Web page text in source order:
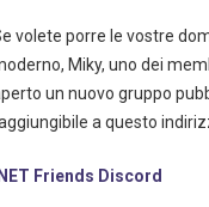
volete porre le vostre
Miky, uno dei
un nuovo gruppo
a questo
Friends Discord